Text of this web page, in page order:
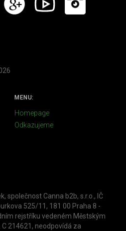
MENU:
Homepage
Odkazujeme
společnost Canna b2b, s.r.o., IČ
525/11, 181 00 Praha 8 -
rejstříku vedeném Městským
214621, neodpovídá za